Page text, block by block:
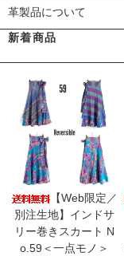
革製品について
新着商品
【Web限定／
別注生地】インドサ
リー巻きスカート N
o.59＜一点モノ＞